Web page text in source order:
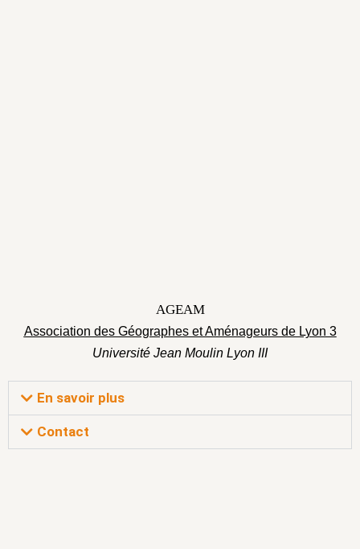
AGEAM
Association des Géographes et Aménageurs de Lyon 3
Université Jean Moulin Lyon III
En savoir plus
Contact